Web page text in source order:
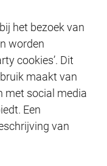
het bezoek van
worden
cookies’. Dit
maakt van
met social media
Een
van